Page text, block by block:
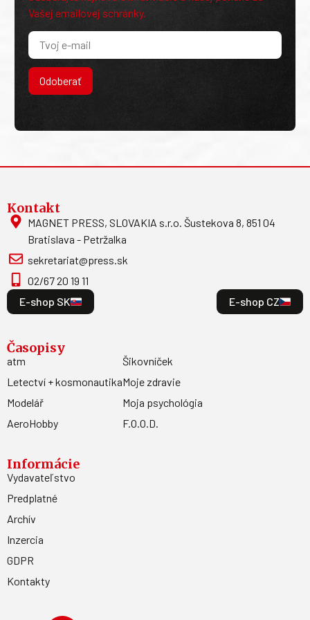
Vašej emailovej schránky.
Odoberať
Kontakt
MAGNET PRESS, SLOVAKIA s.r.o. Šustekova 8, 851 04
Bratislava - Petržalka
sekretariat@press.sk
02/67 20 19 11
E-shop SK
E-shop CZ
Časopisy
atm
Letectví + kosmonautika
Modelář
AeroHobby
Šikovníček
Moje zdravie
Moja psychológia
F.O.O.D.
Informácie
Vydavateľstvo
Predplatné
Archív
Inzercia
GDPR
Kontakty